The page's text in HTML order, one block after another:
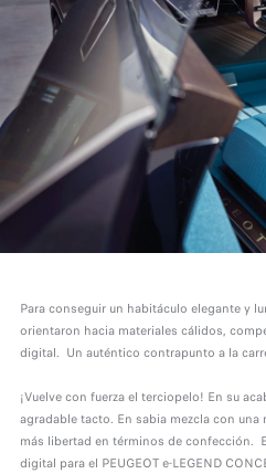
Para conseguir un habitáculo elegante y
orientaron hacia materiales cálidos,
digital. Un auténtico contrapunto a la
¡Vuelve con fuerza el terciopelo! En su
agradable tacto. En sabia mezcla con
más libertad en términos de confección.
digital para el PEUGEOT e-LEGEND